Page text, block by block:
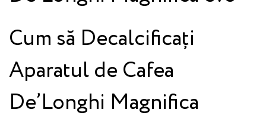
Cum să Decalcificați
Aparatul de Cafea
De’Longhi Magnifica